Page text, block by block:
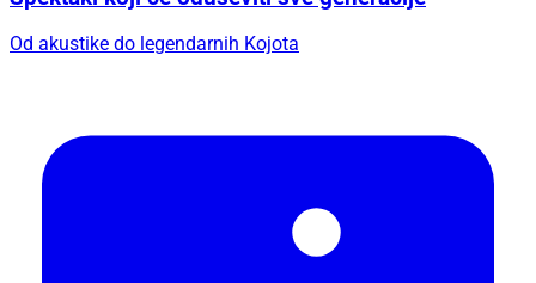
Od akustike do legendarnih Kojota